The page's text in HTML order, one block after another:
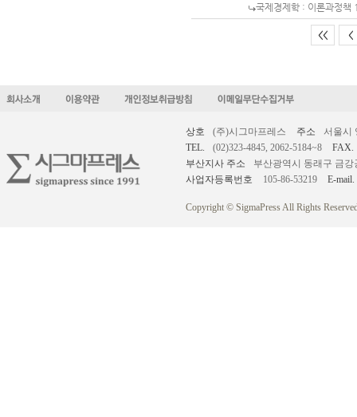
국제경제학 : 이론과정책
<< <
상호 (주)시그마프레스 주소
서울시
TEL.
(02)323-4845, 2062-5184~8
FAX.
부산지사 주소
부산광역시 동래구 금강
사업자등록번호
105-86-53219 E-mail.
Copyright © SigmaPress All Rights